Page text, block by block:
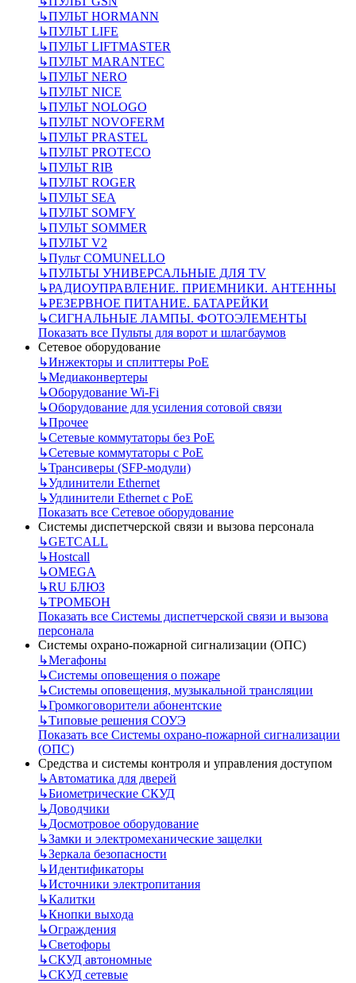
↳ПУЛЬТ HORMANN
↳ПУЛЬТ LIFE
↳ПУЛЬТ LIFTMASTER
↳ПУЛЬТ MARANTEC
↳ПУЛЬТ NERO
↳ПУЛЬТ NICE
↳ПУЛЬТ NOLOGO
↳ПУЛЬТ NOVOFERM
↳ПУЛЬТ PRASTEL
↳ПУЛЬТ PROTECO
↳ПУЛЬТ RIB
↳ПУЛЬТ ROGER
↳ПУЛЬТ SEA
↳ПУЛЬТ SOMFY
↳ПУЛЬТ SOMMER
↳ПУЛЬТ V2
↳Пульт СOMUNELLO
↳ПУЛЬТЫ УНИВЕРСАЛЬНЫЕ ДЛЯ TV
↳РАДИОУПРАВЛЕНИЕ. ПРИЕМНИКИ. АНТЕННЫ
↳РЕЗЕРВНОЕ ПИТАНИЕ. БАТАРЕЙКИ
↳СИГНАЛЬНЫЕ ЛАМПЫ. ФОТОЭЛЕМЕНТЫ
Показать все Пульты для ворот и шлагбаумов
Сетевое оборудование
↳Инжекторы и сплиттеры РоЕ
↳Медиаконвертеры
↳Оборудование Wi-Fi
↳Оборудование для усиления сотовой связи
↳Прочее
↳Сетевые коммутаторы без РоЕ
↳Сетевые коммутаторы с РоЕ
↳Трансиверы (SFP-модули)
↳Удлинители Ethernet
↳Удлинители Ethernet с PoE
Показать все Сетевое оборудование
Системы диспетчерской связи и вызова персонала
↳GETCALL
↳Hostcall
↳OMEGA
↳RU БЛЮЗ
↳ТРОМБОН
Показать все Системы диспетчерской связи и вызова
персонала
Системы охрано-пожарной сигнализации (ОПС)
↳Мегафоны
↳Системы оповещения о пожаре
↳Системы оповещения, музыкальной трансляции
↳Громкоговорители абонентские
↳Типовые решения СОУЭ
Показать все Системы охрано-пожарной сигнализации
(ОПС)
Средства и системы контроля и управления доступом
↳Автоматика для дверей
↳Биометрические СКУД
↳Доводчики
↳Досмотровое оборудование
↳Замки и электромеханические защелки
↳Зеркала безопасности
↳Идентификаторы
↳Источники электропитания
↳Калитки
↳Кнопки выхода
↳Ограждения
↳Светофоры
↳СКУД автономные
↳СКУД сетевые